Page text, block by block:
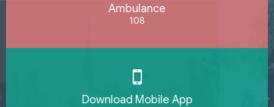
Ambulance
108
Download Mobile App